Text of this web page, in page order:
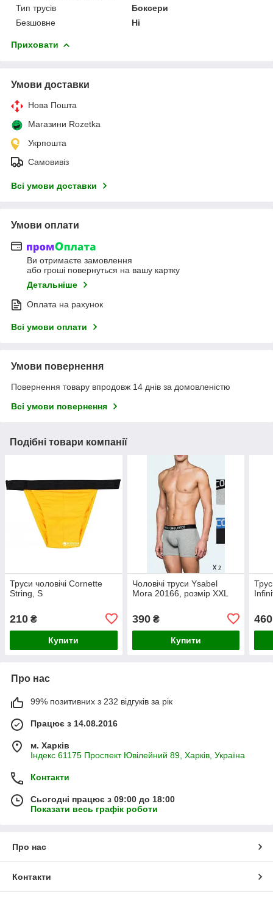
Тип трусів
Боксери
Безшовне
Ні
Приховати
Умови доставки
Нова Пошта
Магазини Rozetka
Укрпошта
Самовивіз
Всі умови доставки
Умови оплати
Ви отримаєте замовлення
або гроші повернуться на вашу картку
Детальніше
Оплата на рахунок
Всі умови оплати
Умови повернення
Повернення товару впродовж 14 днів за домовленістю
Всі умови повернення
Подібні товари компанії
Труси чоловічі Cornette
String, S
210 ₴
Купити
Чоловічі труси Ysabel
Mora 20166, розмір XXL
390₴
Купити
460
Про нас
99% позитивних з 232 відгуків за рік
Працює з 14.08.2016
м. Харків
Індекс 61175 Проспект Ювілейний 89, Харків, Україна
Контакти
Сьогодні працює з 09:00 до 18:00
Показати весь графік роботи
Про нас
Контакти